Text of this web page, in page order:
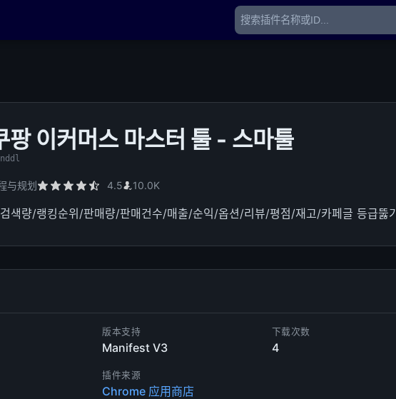
팡 이커머스 마스터 툴 - 스마툴
与规划 4.5 10.0K
색량/랭킹순위/판매량/판매건수/매출/순익/옵션/리뷰/평점/재고/카페글 등급뚫기
版本支持
Manifest V3
下载次数
4
插件来源
Chrome 应用商店